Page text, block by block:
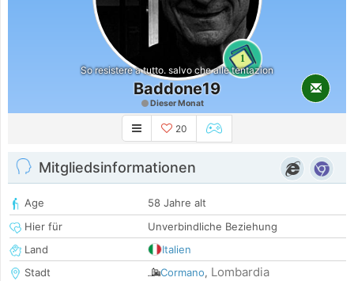
1
So resistere a tutto. salvo che alle tentazion
Baddone19
Dieser Monat
20
Mitgliedsinformationen
Age
58 Jahre alt
Hier für
Unverbindliche Beziehung
Land
Italien
Stadt
Cormano, Lombardia